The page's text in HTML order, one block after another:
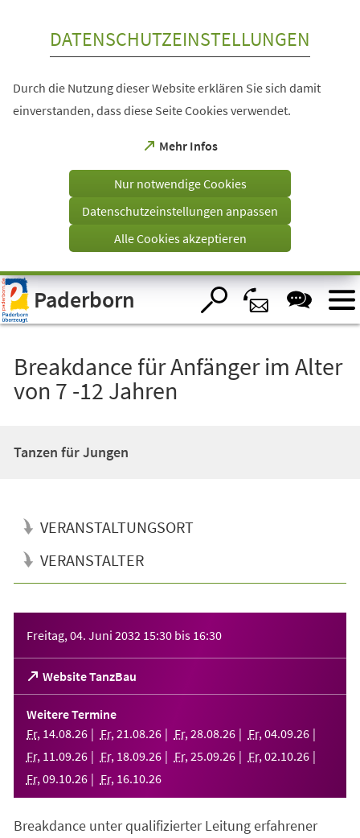
Visuelle
Assistenzsoftware
öffnen.
DATENSCHUTZEINSTELLUNGEN
Durch die Nutzung dieser Website erklären Sie sich damit
einverstanden, dass diese Seite Cookies verwendet.
Mehr Infos
(Öffnet
einem
Tab)
Nur notwendige Cookies
Datenschutzeinstellungen anpassen
Alle Cookies akzeptieren
Paderborn
Breakdance für Anfänger im Alter
von 7 -12 Jahren
Tanzen für Jungen
VERANSTALTUNGSORT
VERANSTALTER
Freitag, 04. Juni 2032 15:30 bis 16:30
Website TanzBau
(Öffnet
in
einem
neuen
Tab)
Weitere Termine
Fr, 14.08.26 Fr, 21 .08.26 Fr, 28.08.26 Fr, 04.09.26
Fr, 11 .09.26 Fr, 18.09.26 Fr, 25.09.26 Fr, 02.10.26
Fr, 09.10.26 Fr, 16.10.26
Breakdance unter qualifizierter Leitung erfahrener